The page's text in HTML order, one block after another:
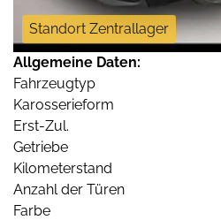
Standort Zentrallager
Allgemeine Daten:
Fahrzeugtyp
Karosserieform
Erst-Zul.
Getriebe
Kilometerstand
Anzahl der Türen
Farbe